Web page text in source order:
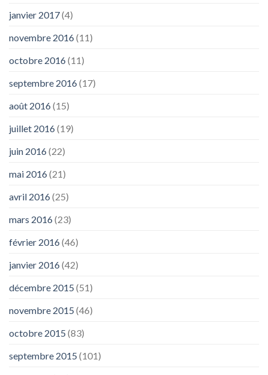
janvier 2017(4)
novembre 2016(11)
octobre 2016(11)
septembre 2016(17)
août 2016(15)
juillet 2016(19)
juin 2016(22)
mai 2016(21)
avril 2016(25)
mars 2016(23)
février 2016(46)
janvier 2016(42)
décembre 2015 (51)
novembre 2015 (46)
octobre 2015 (83)
septembre 2015 (101)